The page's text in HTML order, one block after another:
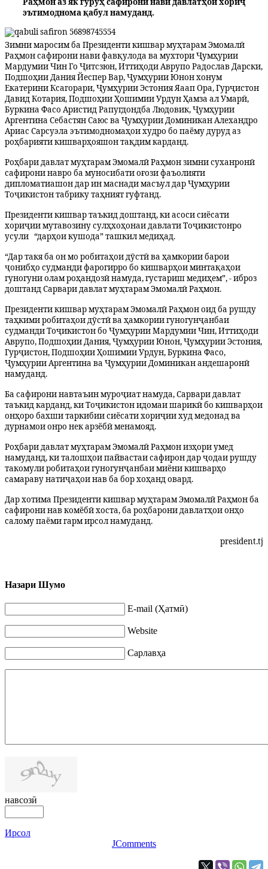
эътимоднома қабул намуданд.
Зимни маросим ба Президенти кишвар муҳтарам Эмомалӣ
Раҳмон сафирони нави фавқулода ва мухтори Ҷумҳурии
Мардумии Чин Го Ҷитсзюн, Иттиҳоди Аврупо Радослав Дарски,
Подшоҳии Дания Йеспер Вар, Ҷумҳурии Юнон хонум
Екатерини Ксагорари, Ҷумҳурии Эстония Яаап Ора, Гурҷистон
Давид Котария, Подшоҳии Ҳошимии Урдун Ҳамза ал Умарӣ,
Буркина Фасо Аристид Рапугдондба Людовик, Ҷумҳурии
Аргентина Себастян Саюс ва Ҷумҳурии Доминикан Алехандро
Ариас Сарсуэла эътимодномаҳои худро бо паёму дуруд аз
роҳбарияти кишварҳояшон тақдим карданд.
Роҳбари давлат муҳтарам Эмомалӣ Раҳмон зимни суханронӣ
сафирони навро ба муносибати оғози фаъолияти
дипломатиашон дар ин маснади масъул дар Ҷумҳурии
Тоҷикистон табрику таҳният гуфтанд.
Президенти кишвар таъкид доштанд, ки асоси сиёсати
хориҷии мутавозину сулҳхоҳонаи давлати Тоҷикистонро
усули “дарҳои кушода” ташкил медиҳад.
“Дар такя ба он мо робитаҳои дӯстӣ ва ҳамкории барои
ҷонибҳо судманди фарогирро бо кишварҳои минтақаҳои
гуногуни олам роҳандозӣ намуда, густариш медиҳем”, - иброз
доштанд Сарвари давлат муҳтарам Эмомалӣ Раҳмон.
Президенти кишвар муҳтарам Эмомалӣ Раҳмон оид ба рушду
таҳкими робитаҳои дӯстӣ ва ҳамкории гуногунҷанбаи
судманди Тоҷикистон бо Ҷумҳурии Мардумии Чин, Иттиҳоди
Аврупо, Подшоҳии Дания, Ҷумҳурии Юнон, Ҷумҳурии Эстония,
Гурҷистон, Подшоҳии Ҳошимии Урдун, Буркина Фасо,
Ҷумҳурии Аргентина ва Ҷумҳурии Доминикан андешаронӣ
намуданд.
Ба сафирони навтаъин муроҷиат намуда, Сарвари давлат
таъкид карданд, ки Тоҷикистон идомаи шарикӣ бо кишварҳои
онҳоро бахши таркибии сиёсати хориҷии худ медонад ва
дурнамои онро нек арзёбӣ менамояд.
Роҳбари давлат муҳтарам Эмомалӣ Раҳмон изҳори умед
намуданд, ки талошҳои пайвастаи сафирон дар ҷодаи рушду
такомули робитаҳои гуногунҷанбаи миёни кишварҳо
самараву натиҷаҳои нав ба бор хоҳанд овард.
Дар хотима Президенти кишвар муҳтарам Эмомалӣ Раҳмон ба
сафирони нав комёбӣ хоста, ба роҳбарони давлатҳои онҳо
салому паёми гарм ирсол намуданд.
president.tj
Назари Шумо
E-mail (Ҳатмӣ)
Website
Сарлавҳа
навсозӣ
Ирсол
JComments